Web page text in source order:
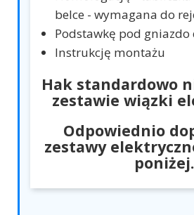
belce - wymagana do
Podstawkę pod gniazdo
Instrukcję montażu
Hak standardowo
zestawie wiązki
Odpowiednio
zestawy
poniżej.